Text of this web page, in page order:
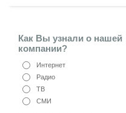
Как Вы узнали о нашей
компании?
Интернет
Радио
ТВ
СМИ